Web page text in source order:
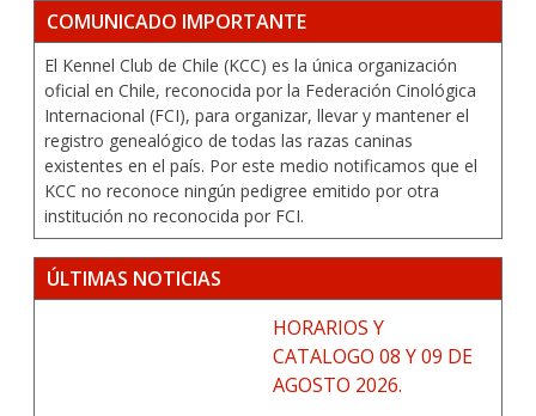
COMUNICADO IMPORTANTE
El Kennel Club de Chile (KCC) es la única organización
oficial en Chile, reconocida por la Federación Cinológica
Internacional (FCI), para organizar, llevar y mantener el
registro genealógico de todas las razas caninas
existentes en el país. Por este medio notificamos que el
KCC no reconoce ningún pedigree emitido por otra
institución no reconocida por FCI.
ÚLTIMAS NOTICIAS
HORARIOS Y
CATALOGO 08 Y 09 DE
AGOSTO 2026.